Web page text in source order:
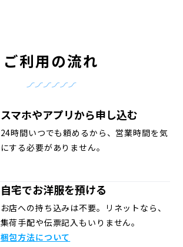
ご利用の流れ
スマホやアプリから申し込む
24時間いつでも頼めるから、営業時間を気
にする必要がありません。
自宅でお洋服を預ける
お店への持ち込みは不要。リネットなら、
集荷手配や伝票記入もいりません。
梱包方法について